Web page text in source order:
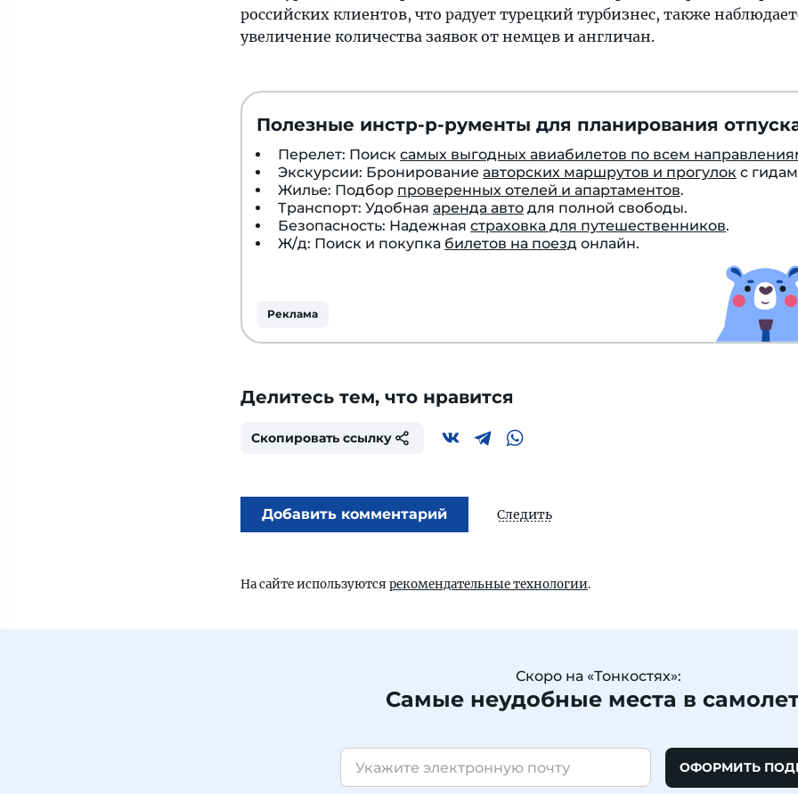
российских клиентов, что радует турецкий турбизнес, также
увеличение количества заявок от немцев и англичан.
Полезные инстр-р-рументы для планирования
Перелет: Поиск самых выгодных авиабилетов по всем
Экскурсии: Бронирование авторских маршрутов и прогулок с
Жилье: Подбор проверенных отелей и апартаментов.
Транспорт: Удобная аренда авто для полной свободы.
Безопасность: Надежная страховка для путешественников.
Ж/д: Поиск и покупка билетов на поезд онлайн.
Реклама
Делитесь тем, что нравится
Скопировать ссылку
Добавить комментарий Следить
На сайте используются рекомендательные технологии.
Скоро на «Тонкостях»:
Самые неудобные места в
ОФОРМИТЬ